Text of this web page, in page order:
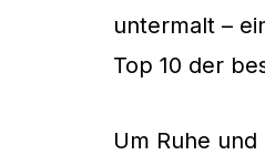
untermalt –
Top 10 der
Um Ruhe